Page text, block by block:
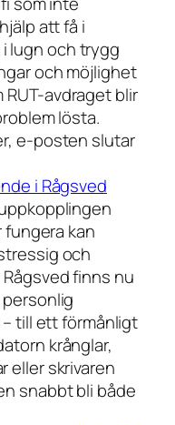
att få i
lugn och trygg
och möjlighet
avdraget blir
lösta.
e-posten slutar
i Rågsved
fungera kan
och
finns nu
till ett förmånligt
krånglar,
eller skrivaren
snabbt bli både